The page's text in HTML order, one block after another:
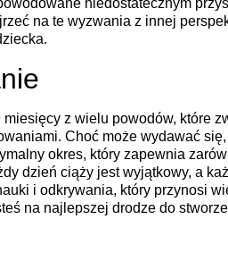
niedostatecznym
na te wyzwania z innej
miesięcy z wielu powodów, które
Choć może wydawać
okres, który zapewnia
dzień ciąży jest wyjątkowy, a
i odkrywania, który przynosi
na najlepszej drodze do